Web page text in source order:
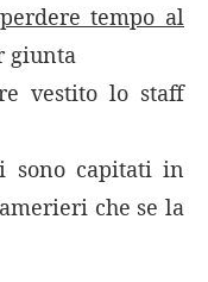
perdere tempo al
giunta
vestito lo staff
sono capitati in
che se la